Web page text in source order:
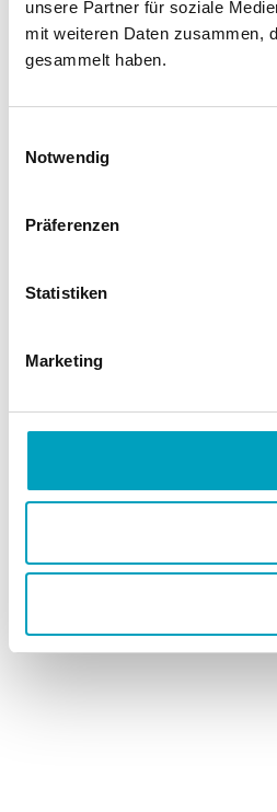
unsere Partner für soziale
mit weiteren Daten zusammen,
gesammelt haben.
Notwendig
Präferenzen
Statistiken
Marketing
Copyright (c) Junge Tüftler